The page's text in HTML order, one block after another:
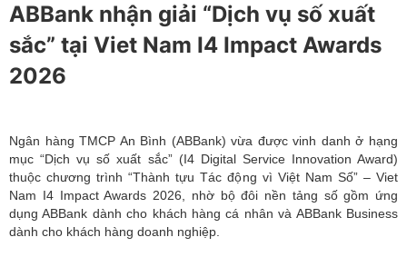
ABBank nhận giải “Dịch vụ số xuất
sắc” tại Viet Nam I4 Impact Awards
2026
Ngân hàng TMCP An Bình (ABBank) vừa được vinh danh ở hạng
mục “Dịch vụ số xuất sắc” (I4 Digital Service Innovation Award)
thuộc chương trình “Thành tựu Tác động vì Việt Nam Số” – Viet
Nam I4 Impact Awards 2026, nhờ bộ đôi nền tảng số gồm ứng
dụng ABBank dành cho khách hàng cá nhân và ABBank Business
dành cho khách hàng doanh nghiệp.